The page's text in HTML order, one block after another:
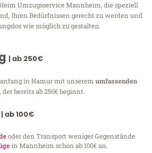
Umzugsservice Mannheim, die speziell
Ihren Bedürfnissen gerecht zu werden und
wie möglich zu gestalten.
| ab 250€
in Namur mit unserem umfassenden
, der bereits ab 250€ beginnt.
| ab 100€
oder den Transport weniger Gegenstände
in Mannheim schon ab 100€ an.